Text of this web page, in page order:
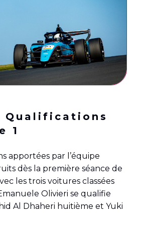
Qualifications
1
apportées par l’équipe
dès la première séance de
les trois voitures classées
Olivieri se qualifie
Al Dhaheri huitième et Yuki